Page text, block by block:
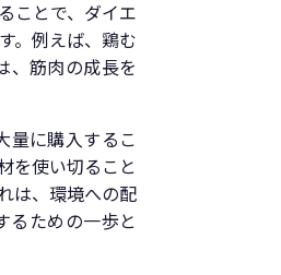
ことで、ダイエ
。例えば、鶏む
、筋肉の成長を
量に購入するこ
を使い切ること
は、環境への配
るための一歩と